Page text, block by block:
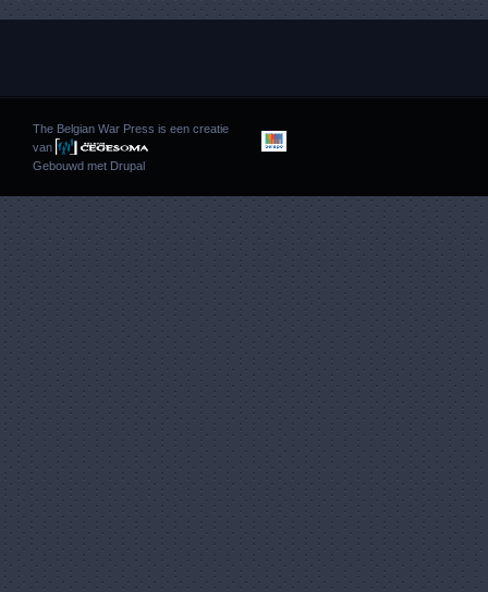
The Belgian War Press is een creatie
van
Gebouwd met Drupal